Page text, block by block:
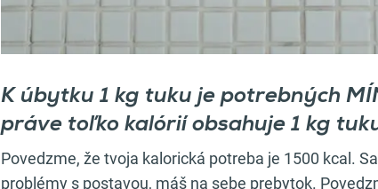
K úbytku 1 kg tuku je potrebných
práve toľko kalórií obsahuje 1 kg
Povedzme, že tvoja kalorická potreba je 1500 kcal.
problémy s postavou, máš na sebe prebytok.